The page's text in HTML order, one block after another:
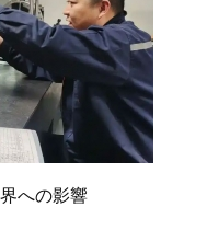
への影響